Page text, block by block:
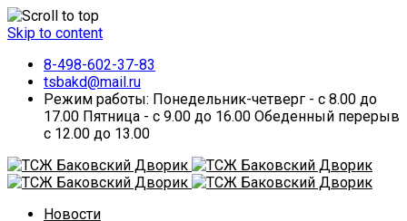
Skip to content
8-498-602-37-83
tsbakd@mail.ru
Режим работы: Понедельник-четверг - с 8.00 до
17.00 Пятница - с 9.00 до 16.00 Обеденный перерыв
с 12.00 до 13.00
Новости